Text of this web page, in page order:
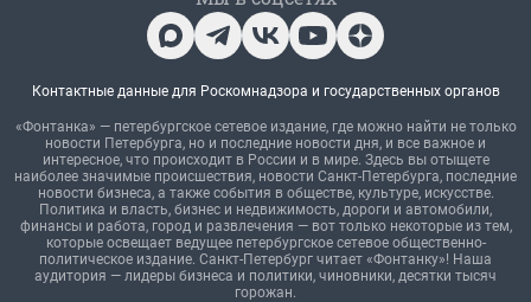
Контактные данные для Роскомнадзора и государственных органов
«Фонтанка» — петербургское сетевое издание, где можно найти не только
новости Петербурга, но и последние новости дня, и все важное и
интересное, что происходит в России и в мире. Здесь вы отыщете
наиболее значимые происшествия, новости Санкт-Петербурга, последние
новости бизнеса, а также события в обществе, культуре, искусстве.
Политика и власть, бизнес и недвижимость, дороги и автомобили,
финансы и работа, город и развлечения — вот только некоторые из тем,
которые освещает ведущее петербургское сетевое общественно-
политическое издание. Санкт-Петербург читает «Фонтанку»! Наша
аудитория — лидеры бизнеса и политики, чиновники, десятки тысяч
горожан.